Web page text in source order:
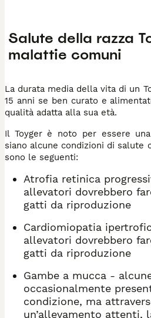
Salute della razza Toyger:
malattie comuni
La durata media della vita di un
15 anni se ben curato e
qualità adatta alla sua età.
Il Toyger è noto per essere
siano alcune condizioni di salute
sono le seguenti:
Atrofia retinica
allevatori dovrebbero
gatti da riproduzione
Cardiomiopatia
allevatori dovrebbero
gatti da riproduzione
Gambe a mucca -
occasionalmente
condizione, ma
un’allevamento attenti,